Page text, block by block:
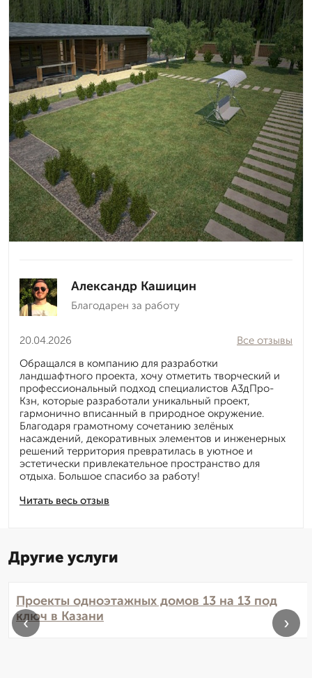
Александр Кашицин
Благодарен за работу
20.04.2026
Читать весь отзыв
Все отзывы
Обращался в компанию для разработки
ландшафтного проекта, хочу отметить творческий и
профессиональный подход специалистов А3дПро-
Кзн, которые разработали уникальный проект,
гармонично вписанный в природное окружение.
Благодаря грамотному сочетанию зелёных
насаждений, декоративных элементов и инженерных
решений территория превратилась в уютное и
эстетически привлекательное пространство для
отдыха. Большое спасибо за работу!
Другие услуги
Проекты одноэтажных домов 13 на 13 под
ключ в Казани
‹ ›